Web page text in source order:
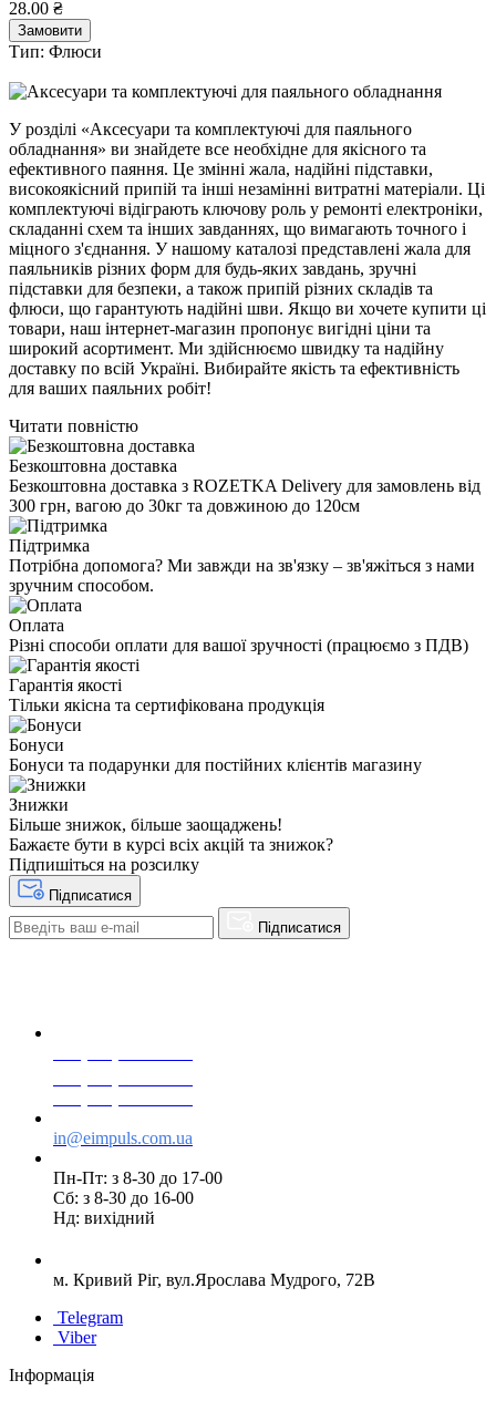
28.00 ₴
Замовити
Тип: Флюси
У розділі «Аксесуари та комплектуючі для паяльного
обладнання» ви знайдете все необхідне для якісного та
ефективного паяння. Це змінні жала, надійні підставки,
високоякісний припій та інші незамінні витратні матеріали. Ці
комплектуючі відіграють ключову роль у ремонті електроніки,
складанні схем та інших завданнях, що вимагають точного і
міцного з'єднання. У нашому каталозі представлені жала для
паяльників різних форм для будь-яких завдань, зручні
підставки для безпеки, а також припій різних складів та
флюси, що гарантують надійні шви. Якщо ви хочете купити ці
товари, наш інтернет-магазин пропонує вигідні ціни та
широкий асортимент. Ми здійснюємо швидку та надійну
доставку по всій Україні. Вибирайте якість та ефективність
для ваших паяльних робіт!
Читати повністю
Безкоштовна доставка
Безкоштовна доставка з ROZETKA Delivery для замовлень від
300 грн, вагою до 30кг та довжиною до 120см
Підтримка
Потрібна допомога? Ми завжди на зв'язку – зв'яжіться з нами
зручним способом.
Оплата
Різні способи оплати для вашої зручності (працюємо з ПДВ)
Гарантія якості
Тільки якісна та сертифікована продукція
Бонуси
Бонуси та подарунки для постійних клієнтів магазину
Знижки
Більше знижок, більше заощаджень!
Бажаєте бути в курсі всіх акцій та знижок?
Підпишіться на розсилку
Підписатися
Підписатися
in@eimpuls.com.ua
Пн-Пт: з 8-30 до 17-00
Сб: з 8-30 до 16-00
Нд: вихідний
м. Кривий Ріг, вул.Ярослава Мудрого, 72В
Telegram
Viber
Інформація